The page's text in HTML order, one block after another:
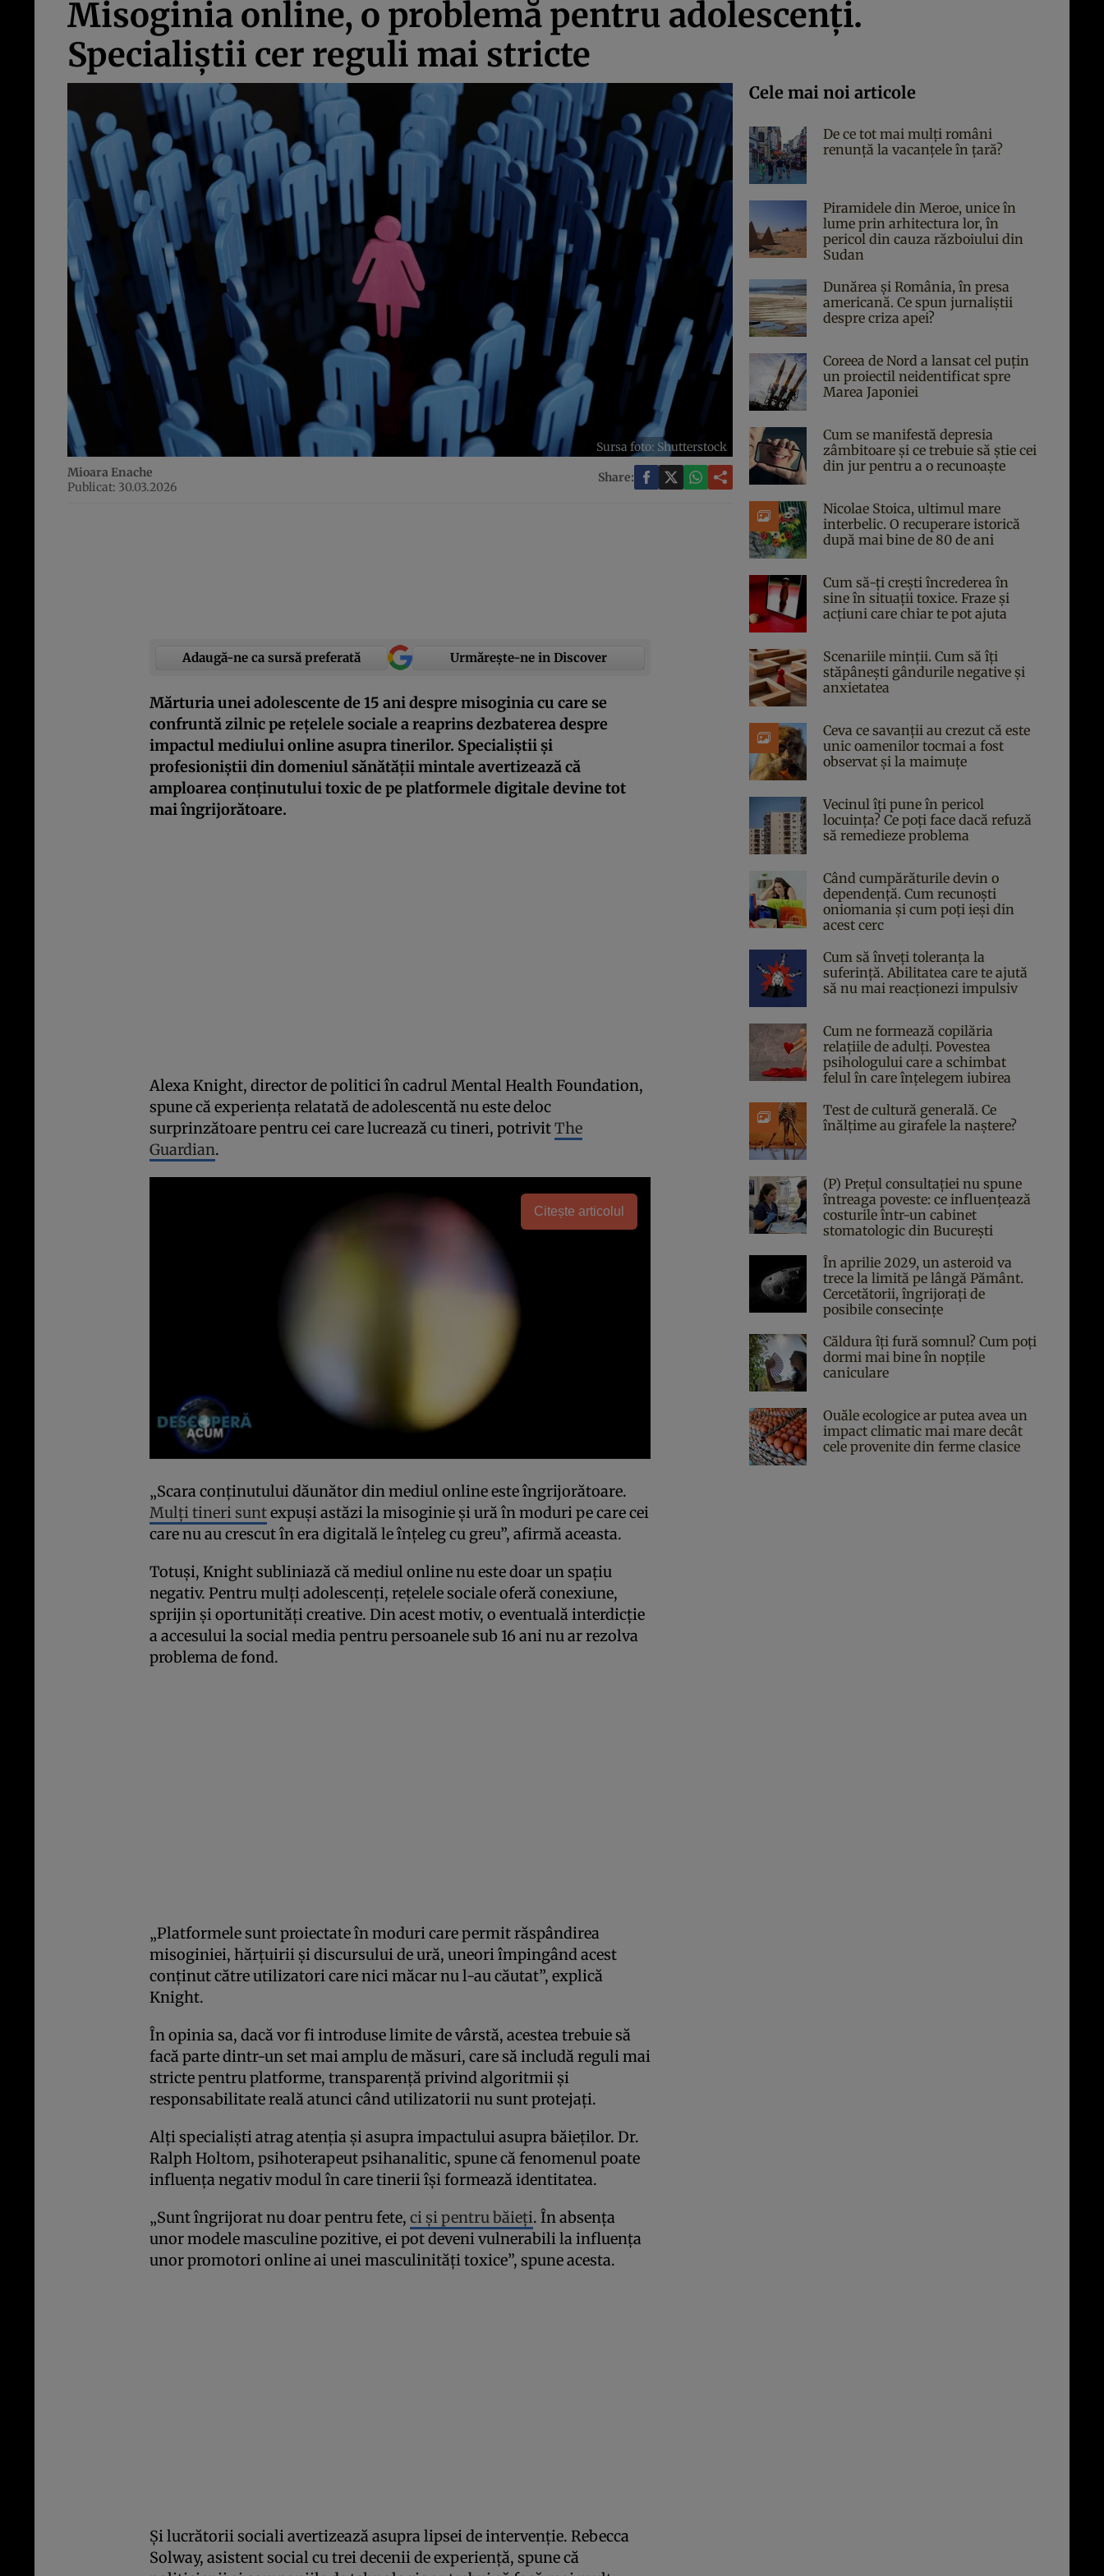
Misoginia online, o problemă pentru adolescenți.
Specialiștii cer reguli mai stricte
Sursa foto: Shutterstock
Mioara Enache
Publicat: 30.03.2026
Share:
Adaugă-ne ca sursă preferată Urmărește-ne in Discover
Mărturia unei adolescente de 15 ani despre misoginia cu care se
confruntă zilnic pe rețelele sociale a reaprins dezbaterea despre
impactul mediului online asupra tinerilor. Specialiștii și
profesioniștii din domeniul sănătății mintale avertizează că
amploarea conținutului toxic de pe platformele digitale devine tot
mai îngrijorătoare.
Alexa Knight, director de politici în cadrul Mental Health Foundation,
spune că experiența relatată de adolescentă nu este deloc
surprinzătoare pentru cei care lucrează cu tineri, potrivitThe
Guardian.
Citește articolul
„Scara conținutului dăunător din mediul online este îngrijorătoare.
Mulți tineri suntexpuși astăzi la misoginie și ură în moduri pe care cei
care nu au crescut în era digitală le înțeleg cu greu”, afirmă aceasta.
Totuși, Knight subliniază că mediul online nu este doar un spațiu
negativ. Pentru mulți adolescenți, rețelele sociale oferă conexiune,
sprijin și oportunități creative. Din acest motiv, o eventuală interdicție
a accesului la social media pentru persoanele sub 16 ani nu ar rezolva
problema de fond.
„Platformele sunt proiectate în moduri care permit răspândirea
misoginiei, hărțuirii și discursului de ură, uneori împingând acest
conținut către utilizatori care nici măcar nu l-au căutat”, explică
Knight.
În opinia sa, dacă vor fi introduse limite de vârstă, acestea trebuie să
facă parte dintr-un set mai amplu de măsuri, care să includă reguli mai
stricte pentru platforme, transparență privind algoritmii și
responsabilitate reală atunci când utilizatorii nu sunt protejați.
Alți specialiști atrag atenția și asupra impactului asupra băieților. Dr.
Ralph Holtom, psihoterapeut psihanalitic, spune că fenomenul poate
influența negativ modul în care tinerii își formează identitatea.
„Sunt îngrijorat nu doar pentru fete, ci și pentru băieți. În absența
unor modele masculine pozitive, ei pot deveni vulnerabili la influența
unor promotori online ai unei masculinități toxice”, spune acesta.
Și lucrătorii sociali avertizează asupra lipsei de intervenție. Rebecca
Solway, asistent social cu trei decenii de experiență, spune că
Cele mai noi articole
De ce tot mai mulți români
renunță la vacanțele în țară?
Piramidele din Meroe, unice în
lume prin arhitectura lor, în
pericol din cauza războiului din
Sudan
Dunărea și România, în presa
americană. Ce spun jurnaliștii
despre criza apei?
Coreea de Nord a lansat cel puțin
un proiectil neidentificat spre
Marea Japoniei
Cum se manifestă depresia
zâmbitoare și ce trebuie să știe cei
din jur pentru a o recunoaște
Nicolae Stoica, ultimul mare
interbelic. O recuperare istorică
după mai bine de 80 de ani
Cum să-ți crești încrederea în
sine în situații toxice. Fraze și
acțiuni care chiar te pot ajuta
Scenariile minții. Cum să îți
stăpânești gândurile negative și
anxietatea
Ceva ce savanții au crezut că este
unic oamenilor tocmai a fost
observat și la maimuțe
Vecinul îți pune în pericol
locuința? Ce poți face dacă refuză
să remedieze problema
Când cumpărăturile devin o
dependență. Cum recunoști
oniomania și cum poți ieși din
acest cerc
Cum să înveți toleranța la
suferință. Abilitatea care te ajută
să nu mai reacționezi impulsiv
Cum ne formează copilăria
relațiile de adulți. Povestea
psihologului care a schimbat
felul în care înțelegem iubirea
Test de cultură generală. Ce
înălțime au girafele la naștere?
(P) Prețul consultației nu spune
întreaga poveste: ce influențează
costurile într-un cabinet
stomatologic din București
În aprilie 2029, un asteroid va
trece la limită pe lângă Pământ.
Cercetătorii, îngrijorați de
posibile consecințe
Căldura îți fură somnul? Cum poți
dormi mai bine în nopțile
caniculare
Ouăle ecologice ar putea avea un
impact climatic mai mare decât
cele provenite din ferme clasice